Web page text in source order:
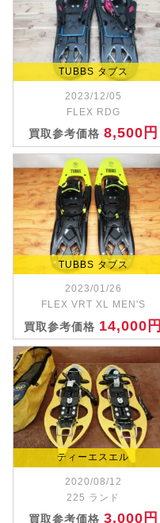
TUBBS タブス
2023/12/05
FLEX RDG
買取参考価格 8,500円
TUBBS タブス
2023/01/26
FLEX VRT XL MEN'S
買取参考価格 14,000円
ティーエスエル
2020/08/12
225 ランド
買取参考価格 3,000円